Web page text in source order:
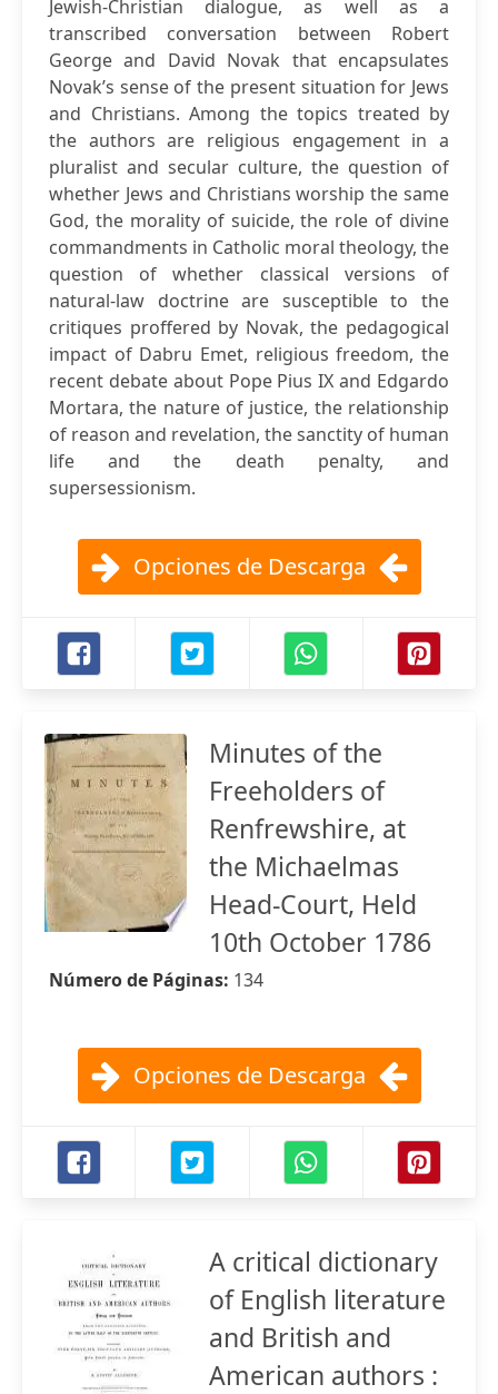
Jewish-Christian dialogue, as well as a
transcribed conversation between Robert
George and David Novak that encapsulates
Novak’s sense of the present situation for Jews
and Christians. Among the topics treated by
the authors are religious engagement in a
pluralist and secular culture, the question of
whether Jews and Christians worship the same
God, the morality of suicide, the role of divine
commandments in Catholic moral theology, the
question of whether classical versions of
natural-law doctrine are susceptible to the
critiques proffered by Novak, the pedagogical
impact of Dabru Emet, religious freedom, the
recent debate about Pope Pius IX and Edgardo
Mortara, the nature of justice, the relationship
of reason and revelation, the sanctity of human
life and the death penalty, and
supersessionism.
Opciones de Descarga
Minutes of the
Freeholders of
Renfrewshire, at
the Michaelmas
Head-Court, Held
10th October 1786
Número de Páginas: 134
Opciones de Descarga
A critical dictionary
of English literature
and British and
American authors :